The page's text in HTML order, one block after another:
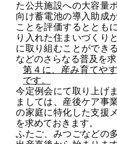
た公共施設への大容量
向け蓄電池の導入助成
ことを評価するとともに
り入れた住まいづくり
に取り組むことができ
などのさらなる普及 を
第４に、産み育てや
です。
今定例会にて取り上げ
ましては、 産後ケア事
の家庭に特化した支援
を求めておきます。
ふたご、 みつごなどの